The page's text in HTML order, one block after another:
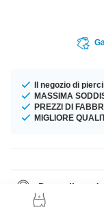
Il negozio di
MASSIMA
PREZZI DI
MIGLIORE
Dettagli
Non importa la